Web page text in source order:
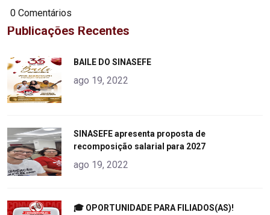
0 Comentários
Publicações Recentes
alt="product">
BAILE DO SINASEFE
ago 19, 2022
alt="product">
SINASEFE apresenta proposta de
recomposição salarial para 2027
ago 19, 2022
🎓 OPORTUNIDADE PARA FILIADOS(AS)!